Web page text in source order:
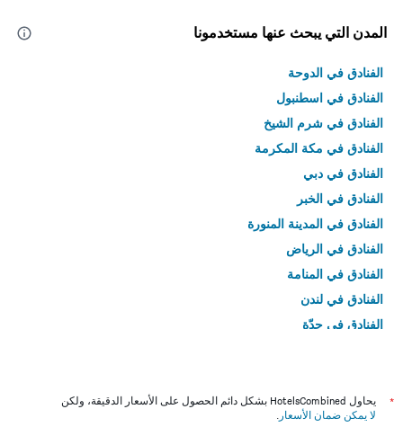
المدن التي يبحث عنها مستخدمونا
الفنادق في الدوحة
الفنادق في اسطنبول
الفنادق في شرم الشيخ
الفنادق في مكة المكرمة
الفنادق في دبي
الفنادق في الخبر
الفنادق في المدينة المنورة
الفنادق في الرياض
الفنادق في المنامة
الفنادق في لندن
الفنادق في جدّة
*
يحاول HotelsCombined بشكل دائم الحصول على الأسعار الدقيقة، ولكن
لا يمكن ضمان الأسعار .